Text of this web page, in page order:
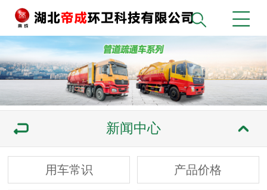
新闻中心
用车常识 产品价格